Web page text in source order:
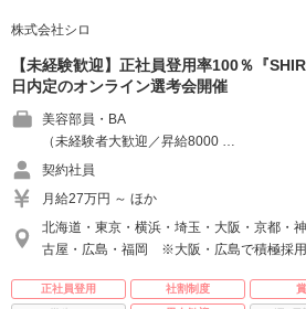
株式会社シロ
【未経験歓迎】正社員登用率100％『
日内定のオンライン選考会開催
美容部員・BA
（未経験者大歓迎／昇給8000 …
契約社員
月給27万円 ～ ほか
北海道・東京・横浜・埼玉・大阪・京都・
古屋・広島・福岡 ※大阪・広島で積極採用
正社員登用 社割制度